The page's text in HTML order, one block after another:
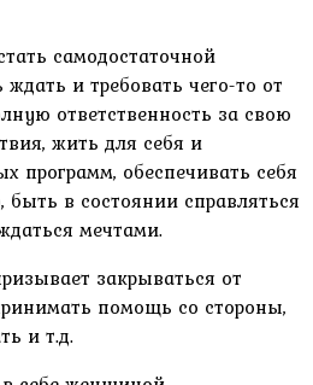
самодостаточной
и требовать чего-то от
ответственность за свою
жить для себя и
программ, обеспечивать себя
в состоянии справляться
мечтами.
закрываться от
помощь со стороны,
и т.д.